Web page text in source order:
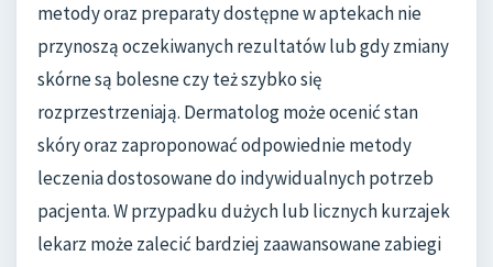
metody oraz preparaty dostępne w aptekach nie
przynoszą oczekiwanych rezultatów lub gdy zmiany
skórne są bolesne czy też szybko się
rozprzestrzeniają. Dermatolog może ocenić stan
skóry oraz zaproponować odpowiednie metody
leczenia dostosowane do indywidualnych potrzeb
pacjenta. W przypadku dużych lub licznych kurzajek
lekarz może zalecić bardziej zaawansowane zabiegi